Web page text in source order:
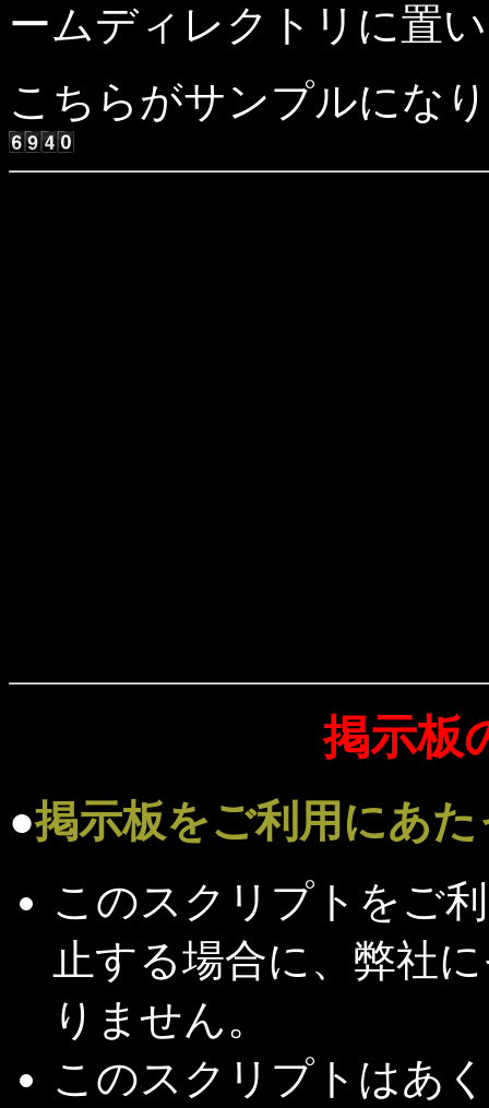
ームディレクトリに置
こちらがサンプルにな
掲示板
●掲示板をご利用にあ
このスクリプトをご
止する場合に、弊社
りません。
このスクリプトはあ